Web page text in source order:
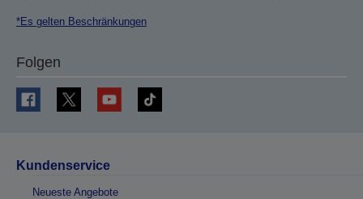
*Es gelten Beschränkungen
Folgen
Kundenservice
Neueste Angebote